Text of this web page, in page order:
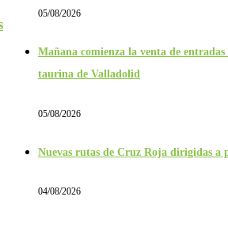
05/08/2026
Mañana comienza la venta de
taurina de Valladolid
05/08/2026
Nuevas rutas de Cruz Roja dirigidas a
04/08/2026